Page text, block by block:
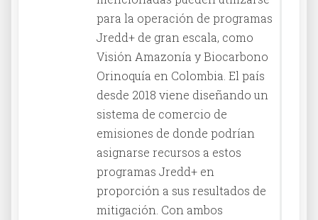
para la operación de programas
Jredd+ de gran escala, como
Visión Amazonía y Biocarbono
Orinoquía en Colombia. El país
desde 2018 viene diseñando un
sistema de comercio de
emisiones de donde podrían
asignarse recursos a estos
programas Jredd+ en
proporción a sus resultados de
mitigación. Con ambos